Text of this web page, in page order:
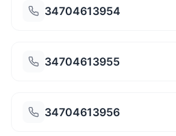
34704613954
34704613955
34704613956